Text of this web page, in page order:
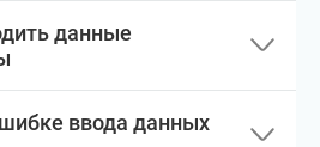
данные
ввода данных